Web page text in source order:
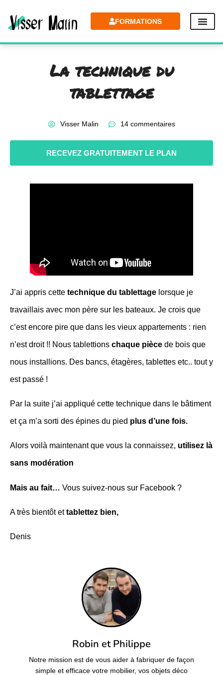
FORMATIONS
La technique du
tablettage
Visser Malin 14 commentaires
RECEVEZ GRATUITEMENT LE PLAN
J’ai appris cette technique du tablettage lorsque je
travaillais avec mon père sur les bateaux. Je crois que
c’est encore pire que dans les vieux appartements : rien
n’est droit !! Nous tablettions chaque pièce de bois que
nous installions. Des bancs, étagères, tablettes etc.. tout y
est passé !
Par la suite j’ai appliqué cette technique dans le bâtiment
et ça m’a sorti des épines du pied plus d’une fois.
Alors voilà maintenant que vous la connaissez, utilisez là
sans modération
Mais au fait… Vous suivez-nous sur Facebook ?
A très bientôt ettablettez bien,
Denis
Robin et Philippe
Notre mission est de vous aider à fabriquer de façon
simple et efficace votre mobilier, vos objets déco